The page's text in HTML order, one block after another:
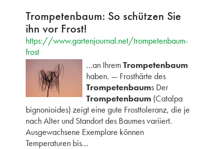
Trompetenbaum: So schützen Sie
ihn vor Frost!
https://www.gartenjournal.net/trompetenbaum-
frost
…an Ihrem Trompetenbaum
haben. — Frosthärte des
Trompetenbaums Der
Trompetenbaum(Catalpa
bignonioides) zeigt eine gute Frosttoleranz, die je
nach Alter und Standort des Baumes variiert.
Ausgewachsene Exemplare können
Temperaturen bis…